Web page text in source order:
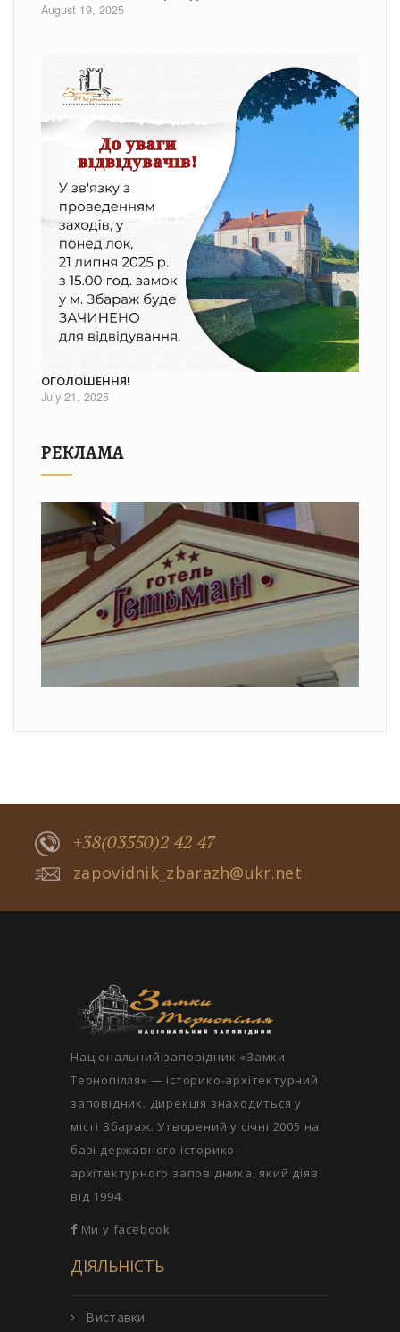
August 19, 2025
ОГОЛОШЕННЯ!
July 21, 2025
РЕКЛАМА
+38(03550)2 42 47
zapovidnik_zbarazh@ukr.net
Національний заповідник «Замки
Тернопілля» — історико-архітектурний
заповідник. Дирекція знаходиться у
місті Збараж. Утворений у січні 2005 на
базі державного історико-
архітектурного заповідника, який діяв
від 1994.
Ми у facebook
ДІЯЛЬНІСТЬ
Виставки